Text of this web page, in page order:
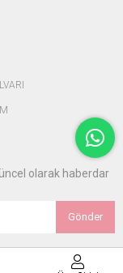
olarak haberdar
Gönder